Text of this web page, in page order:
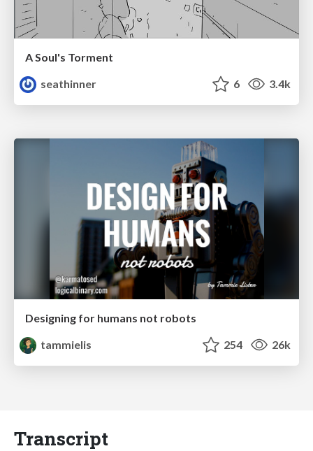
A Soul's Torment
seathinner
6 3.4k
Designing for humans not robots
tammielis
254 26k
Transcript